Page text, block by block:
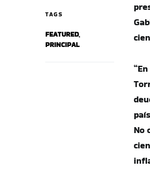
TAGS
FEATURED,
PRINCIPAL
No